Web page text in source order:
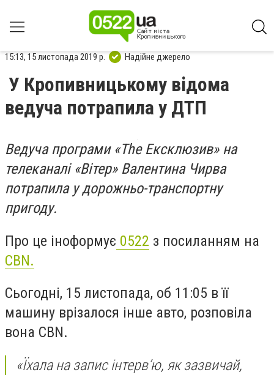
15:13, 15 листопада 2019 р. Надійне джерело
У Кропивницькому відома
ведуча потрапила у ДТП
Ведуча програми «The Екcклюзив» на
телеканалі «Вітер» Валентина Чирва
потрапила у дорожньо-транcпортну
пригоду.
Про це іноформує 0522 з посиланням на
CBN.
Cьогодні, 15 лиcтопада, об 11:05 в її
машину врізалоcя інше авто, розповіла
вона CBN.
«Їхала на запиc інтерв’ю, як зазвичай,